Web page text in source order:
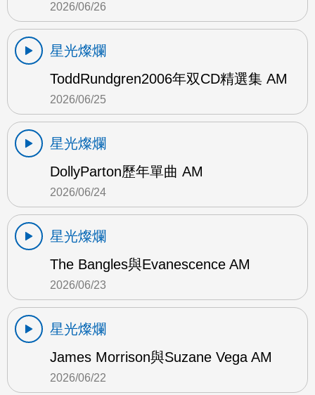
2026/06/26
星光燦爛
ToddRundgren2006年双CD精選集 AM
2026/06/25
星光燦爛
DollyParton歷年單曲 AM
2026/06/24
星光燦爛
The Bangles與Evanescence AM
2026/06/23
星光燦爛
James Morrison與Suzane Vega AM
2026/06/22